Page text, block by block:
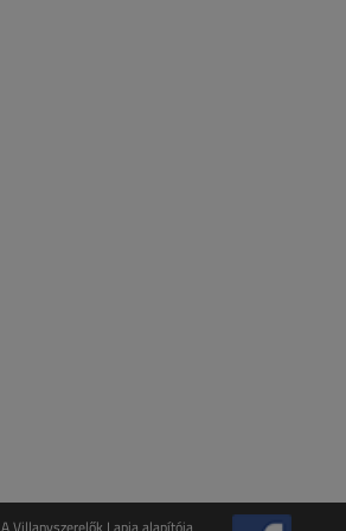
A Villanyszerelők Lapja alapítója